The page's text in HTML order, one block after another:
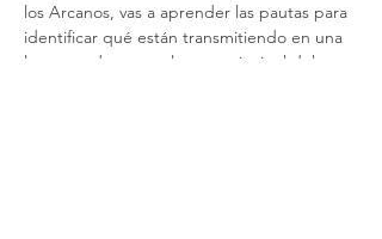
los Arcanos, vas a aprender las pautas para
identificar qué están transmitiendo en una
lectura y detectar el tema principal del que